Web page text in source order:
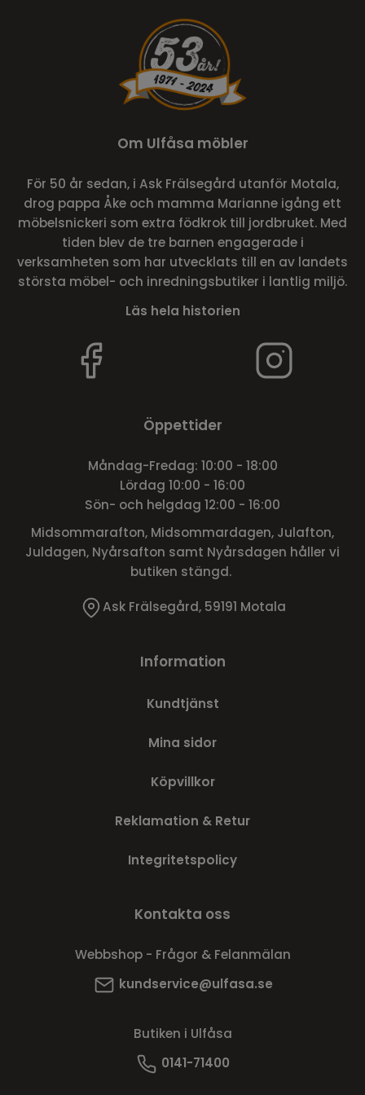
Om Ulfåsa möbler
För 50 år sedan, i Ask Frälsegård utanför Motala,
drog pappa Åke och mamma Marianne igång ett
möbelsnickeri som extra födkrok till jordbruket. Med
tiden blev de tre barnen engagerade i
verksamheten som har utvecklats till en av landets
största möbel- och inredningsbutiker i lantlig miljö.
Läs hela historien
Öppettider
Måndag-Fredag: 10:00 - 18:00
Lördag 10:00 - 16:00
Sön- och helgdag 12:00 - 16:00
Midsommarafton, Midsommardagen, Julafton,
Juldagen, Nyårsafton samt Nyårsdagen håller vi
butiken stängd.
Ask Frälsegård, 59191 Motala
Information
Kundtjänst
Mina sidor
Köpvillkor
Reklamation & Retur
Integritetspolicy
Kontakta oss
Webbshop - Frågor & Felanmälan
kundservice@ulfasa.se
Butiken i Ulfåsa
0141-71400